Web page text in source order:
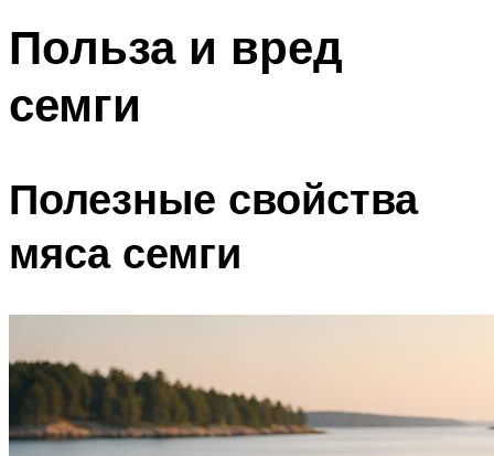
Польза и вред
семги
Полезные свойства
мяса семги